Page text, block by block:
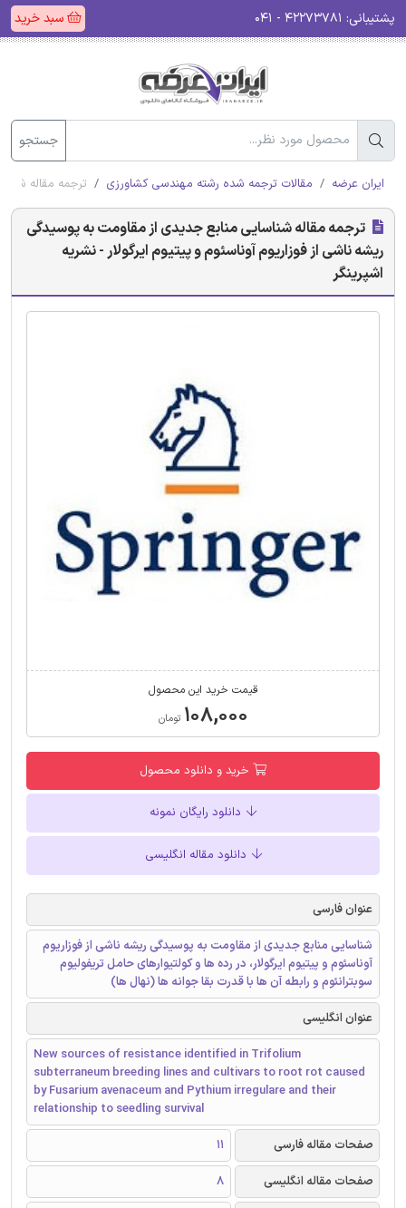
پشتیبانی: سبد خرید
جستجو
ایران عرضه مقالات ترجمه شده رشته مهندسی کشاورزی ترجمه مقاله
ترجمه مقاله شناسایی منابع جدیدی از مقاومت به پوسیدگی
ریشه ناشی از فوزاریوم آوناسئوم و پیتیوم ایرگولار - نشریه
اشپرینگر
قیمت خرید این محصول
۱۰۸,۰۰۰ تومان
خرید و دانلود محصول
دانلود رایگان نمونه
دانلود مقاله انگلیسی
عنوان فارسی
شناسایی منابع جدیدی از مقاومت به پوسیدگی ریشه ناشی از فوزاریوم
آوناسئوم و پیتیوم ایرگولار، در رده ها و کولتیوارهای حامل تریفولیوم
سوبترانئوم و رابطه آن ها با قدرت بقا جوانه ها (نهال ها)
عنوان انگلیسی
New sources of resistance identified in Trifolium
subterraneum breeding lines and cultivars to root rot caused
by Fusarium avenaceum and Pythium irregulare and their
relationship to seedling survival
صفحات مقاله فارسی
11
صفحات مقاله انگلیسی
8